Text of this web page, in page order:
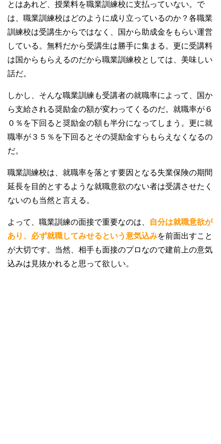
とはあれど、授業料を職業訓練校に支払っていない。で
は、職業訓練校はどのように成り立っているのか？各職業
訓練校は受講生からではなく、国から助成金をもらい運営
している。無料だから受講生は勝手に集まる。更に受講料
は国からもらえるのだから職業訓練校としては、美味しい
話だ。
しかし、そんな職業訓練も受講者の就職率によって、国か
ら支給される奨励金の額が変わってくるのだ。就職率が６
０％を下回ると奨励金の額も半分になってしまう。更に就
職率が３５％を下回るとその奨励金すらもらえなくなるの
だ。
職業訓練校は、就職率を落とす要因となる失業保険の期間
延長を目的とするような就職意欲のない者は受講させたく
ないのも当然と言える。
よって、職業訓練の面接で重要なのは、
自分は就職意欲が
あり、必ず就職してみせるという意気込みを前面出すこと
が大切です。当然、相手も面接のプロなので建前上の意気
込みは見抜かれると思って欲しい。